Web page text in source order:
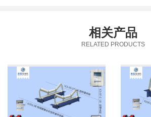
相关产品
RELATED PRODUCTS